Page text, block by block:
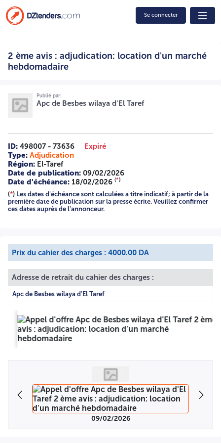
Se connecter
hebdomadaire 02/2026 2623000961 A -=-=-=-
2 ème avis : adjudication: location d'un marché
hebdomadaire
Publié par:
Apc de Besbes wilaya d'El Taref
ID: 498007 - 73636
Expiré
Type: Adjudication
Région: El-Taref
Date de publication: 09/02/2026
Date d'échéance: 18/02/2026 (*)
(*) Les dates d'échéance sont calculées a titre indicatif; à partir de la
première date de publication sur la presse écrite. Veuillez confirmer
ces dates auprès de l'annonceur.
Prix du cahier des charges : 4000.00 DA
Adresse de retrait du cahier des charges :
Apc de Besbes wilaya d'El Taref
09/02/2026